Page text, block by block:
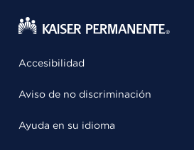
Accesibilidad
Aviso de no discriminación
Ayuda en su idioma